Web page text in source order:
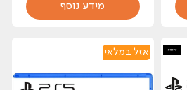
מידע נוסף
אזל במלאי